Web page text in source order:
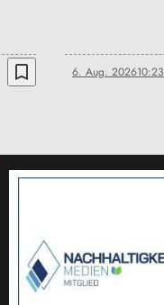
bookmark_border 6. Aug. 202610:23